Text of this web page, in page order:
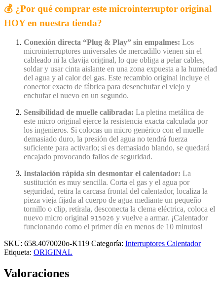
💰 ¿Por qué comprar este microinterruptor original
HOY en nuestra tienda?
Conexión directa “Plug & Play” sin empalmes: Los
microinterruptores universales de mercadillo vienen sin el
cableado ni la clavija original, lo que obliga a pelar cables,
soldar y usar cinta aislante en una zona expuesta a la humedad
del agua y al calor del gas. Este recambio original incluye el
conector exacto de fábrica para desenchufar el viejo y
enchufar el nuevo en un segundo.
Sensibilidad de muelle calibrada: La pletina metálica de
este micro original ejerce la resistencia exacta calculada por
los ingenieros. Si colocas un micro genérico con el muelle
demasiado duro, la presión del agua no tendrá fuerza
suficiente para activarlo; si es demasiado blando, se quedará
encajado provocando fallos de seguridad.
Instalación rápida sin desmontar el calentador: La
sustitución es muy sencilla. Corta el gas y el agua por
seguridad, retira la carcasa frontal del calentador, localiza la
pieza vieja fijada al cuerpo de agua mediante un pequeño
tornillo o clip, retírala, desconecta la clema eléctrica, coloca el
nuevo micro original 915026 y vuelve a armar. ¡Calentador
funcionando como el primer día en menos de 10 minutos!
SKU: 658.4070020o-K119 Categoría: Interruptores Calentador
Etiqueta: ORIGINAL
Valoraciones